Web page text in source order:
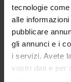
tecnologie
alle
pubblicare
gli annunci e i
i servizi. Avete
vostri dati e per
privacy sono
Contatti
Persone
Luoghi
Calendario